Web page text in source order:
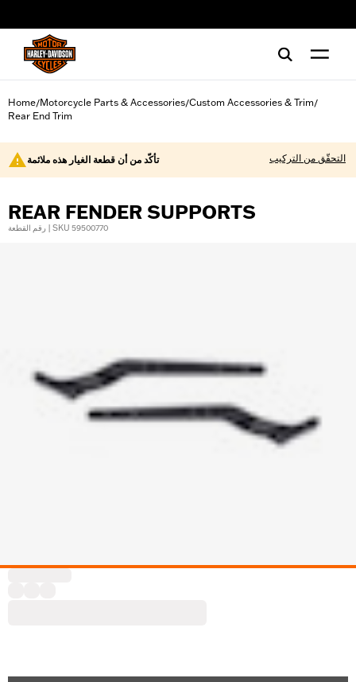
Home/Motorcycle Parts & Accessories/Custom Accessories & Trim/
Rear End Trim
تأكّد من أن قطعة الغيار هذه ملائمة التحقّق من التركيب
REAR FENDER SUPPORTS
رقم القطعة | SKU 59500770